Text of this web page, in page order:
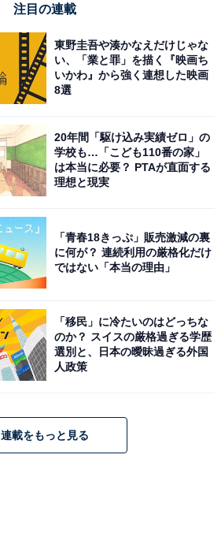
注目の連載
東野圭吾や湊かなえだけじゃな
い、「業と罪」を描く『映画ち
いかわ』から強く連想した映画
8選
20年間「駆け込み実績ゼロ」の
学校も…「こども110番の家」
は本当に必要？ PTAが直面する
理想と現実
「青春18きっぷ」販売激減の裏
に何が？ 連続利用の厳格化だけ
ではない「本当の理由」
「移民」に冷たいのはどっちな
のか？ スイスの厳格過ぎる学歴
選別と、日本の曖昧過ぎる外国
人政策
連載をもっと見る